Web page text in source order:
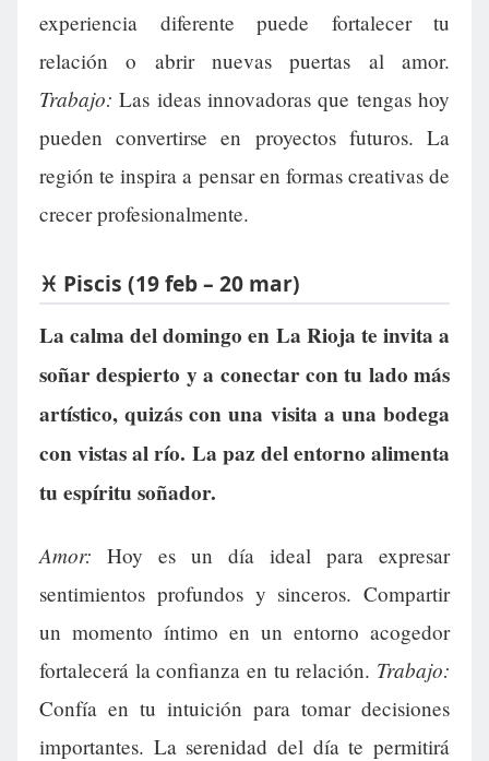
experiencia diferente puede fortalecer tu
relación o abrir nuevas puertas al amor.
Trabajo: Las ideas innovadoras que tengas hoy
pueden convertirse en proyectos futuros. La
región te inspira a pensar en formas creativas de
crecer profesionalmente.
♓ Piscis (19 feb – 20 mar)
La calma del domingo en La Rioja te invita a
soñar despierto y a conectar con tu lado más
artístico, quizás con una visita a una bodega
con vistas al río. La paz del entorno alimenta
tu espíritu soñador.
Amor: Hoy es un día ideal para expresar
sentimientos profundos y sinceros. Compartir
un momento íntimo en un entorno acogedor
fortalecerá la confianza en tu relación. Trabajo:
Confía en tu intuición para tomar decisiones
importantes. La serenidad del día te permitirá